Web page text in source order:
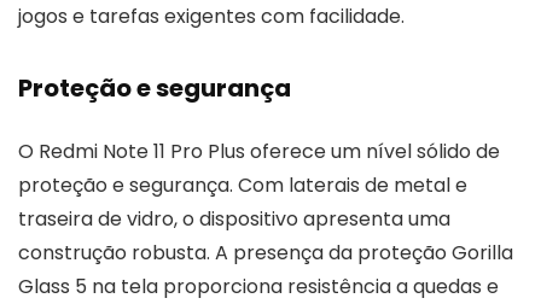
jogos e tarefas exigentes com facilidade.
Proteção e segurança
O Redmi Note 11 Pro Plus oferece um nível sólido de
proteção e segurança. Com laterais de metal e
traseira de vidro, o dispositivo apresenta uma
construção robusta. A presença da proteção Gorilla
Glass 5 na tela proporciona resistência a quedas e